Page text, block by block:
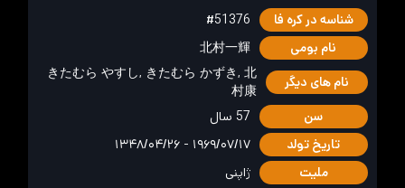
شناسه در کره فا
#51376
نام بومی
北村一輝
نام های دیگر
きたむら やすし, きたむら かずき, 北
村康
سن
57 سال
تاریخ تولد
۱۹۶۹/۰۷/۱۷ - ۱۳۴۸/۰۴/۲۶
ملیت
ژاپنی